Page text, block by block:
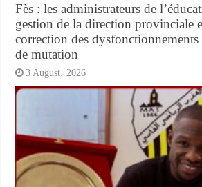
Fès : les administrateurs de
gestion de la direction provinciale
correction des
de mutation
3 August، 2026